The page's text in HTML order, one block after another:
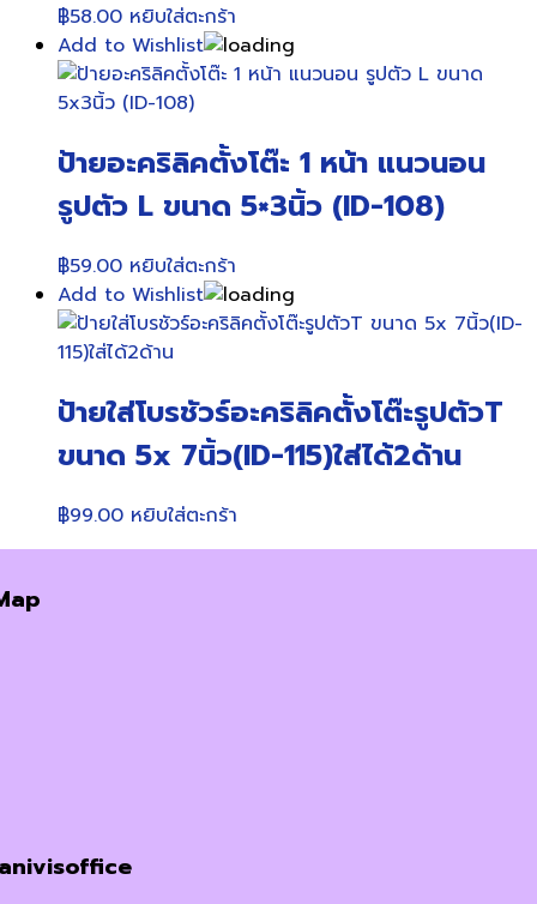
฿58.00 หยิบใส่ตะกร้า
Add to Wishlist
ป้ายอะคริลิคตั้งโต๊ะ 1 หน้า แนวนอน
รูปตัว L ขนาด 5×3นิ้ว (ID-108)
฿59.00 หยิบใส่ตะกร้า
Add to Wishlist
ป้ายใส่โบรชัวร์อะคริลิคตั้งโต๊ะรูปตัวT
ขนาด 5x 7นิ้ว(ID-115)ใส่ได้2ด้าน
฿99.00 หยิบใส่ตะกร้า